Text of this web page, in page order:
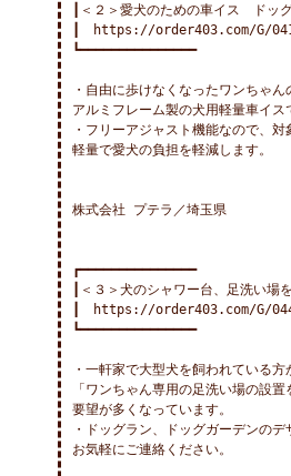
┃＜２＞愛犬のための車イス　ドッ
┃　https://order403.com/G/
┗━━━━━━━━━━━━━━━
・自由に歩けなくなったワンちゃん
アルミフレーム製の犬用軽量車イス
・フリーアジャスト機能なので、
軽量で愛犬の負担を軽減します。
株式会社 プテラ／埼玉県
┏━━━━━━━━━━━━━━━
┃＜３＞犬のシャワー台、足洗い場
┃　https://order403.com/G/
┗━━━━━━━━━━━━━━━
・一軒家で大型犬を飼われている方
「ワンちゃん専用の足洗い場の設置
要望が多くなっています。
・ドッグラン、ドッグガーデンの
お気軽にご連絡ください。